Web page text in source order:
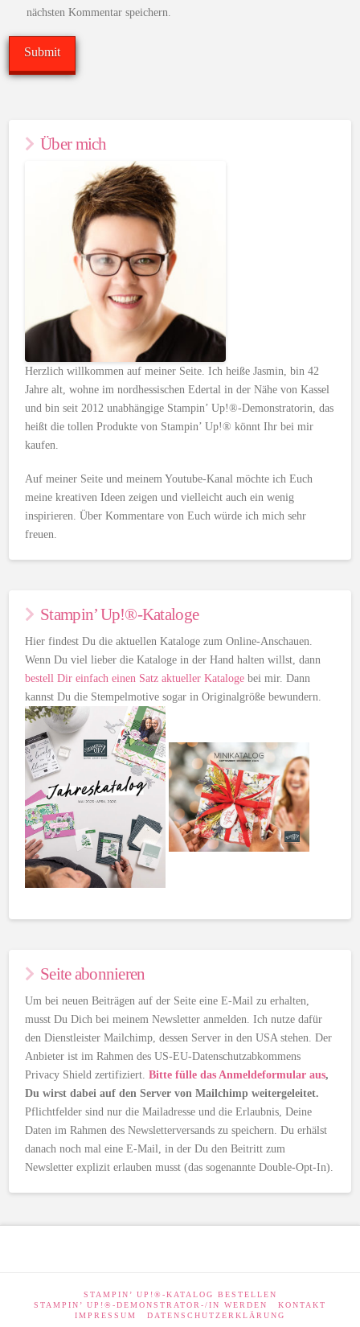
nächsten Kommentar speichern.
Über mich
Herzlich willkommen auf meiner Seite. Ich heiße Jasmin, bin 42
Jahre alt, wohne im nordhessischen Edertal in der Nähe von Kassel
und bin seit 2012 unabhängige Stampin’ Up!®-Demonstratorin, das
heißt die tollen Produkte von Stampin’ Up!® könnt Ihr bei mir
kaufen.
Auf meiner Seite und meinem Youtube-Kanal möchte ich Euch
meine kreativen Ideen zeigen und vielleicht auch ein wenig
inspirieren. Über Kommentare von Euch würde ich mich sehr
freuen.
Stampin’ Up!®-Kataloge
Hier findest Du die aktuellen Kataloge zum Online-Anschauen.
Wenn Du viel lieber die Kataloge in der Hand halten willst, dann
bestell Dir einfach einen Satz aktueller Kataloge bei mir. Dann
kannst Du die Stempelmotive sogar in Originalgröße bewundern.
Seite abonnieren
Um bei neuen Beiträgen auf der Seite eine E-Mail zu erhalten,
musst Du Dich bei meinem Newsletter anmelden. Ich nutze dafür
den Dienstleister Mailchimp, dessen Server in den USA stehen. Der
Anbieter ist im Rahmen des US-EU-Datenschutzabkommens
Privacy Shield zertifiziert.Bitte fülle das Anmeldeformular aus,
Du wirst dabei auf den Server von Mailchimp weitergeleitet.
Pflichtfelder sind nur die Mailadresse und die Erlaubnis, Deine
Daten im Rahmen des Newsletterversands zu speichern. Du erhälst
danach noch mal eine E-Mail, in der Du den Beitritt zum
Newsletter explizit erlauben musst (das sogenannte Double-Opt-In).
STAMPIN’ UP!®-KATALOG BESTELLEN
STAMPIN’ UP!®-DEMONSTRATOR-/IN WERDEN
KONTAKT
IMPRESSUM
DATENSCHUTZERKLÄRUNG